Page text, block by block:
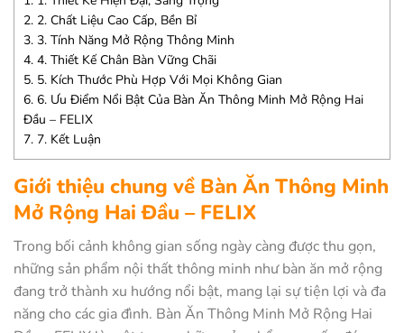
2. 2. Chất Liệu Cao Cấp, Bền Bỉ
3. 3. Tính Năng Mở Rộng Thông Minh
4. 4. Thiết Kế Chân Bàn Vững Chãi
5. 5. Kích Thước Phù Hợp Với Mọi Không Gian
6. 6. Ưu Điểm Nổi Bật Của Bàn Ăn Thông Minh Mở Rộng Hai
Đầu – FELIX
7. 7. Kết Luận
Giới thiệu chung về Bàn Ăn Thông Minh
Mở Rộng Hai Đầu – FELIX
Trong bối cảnh không gian sống ngày càng được thu gọn,
những sản phẩm nội thất thông minh như bàn ăn mở rộng
đang trở thành xu hướng nổi bật, mang lại sự tiện lợi và đa
năng cho các gia đình. Bàn Ăn Thông Minh Mở Rộng Hai